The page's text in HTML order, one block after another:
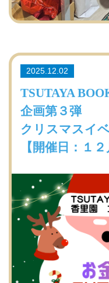
2025.12.02
TSUTAYA
企画第３弾
クリスマスイ
【開催日：１